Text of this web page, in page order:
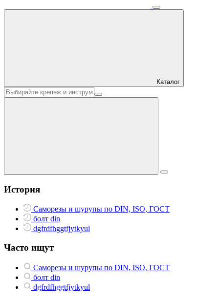
Каталог
История
Саморезы и шурупы по DIN, ISO, ГОСТ
болт din
dgfrdfhggtfjytkyul
Часто ищут
Саморезы и шурупы по DIN, ISO, ГОСТ
болт din
dgfrdfhggtfjytkyul